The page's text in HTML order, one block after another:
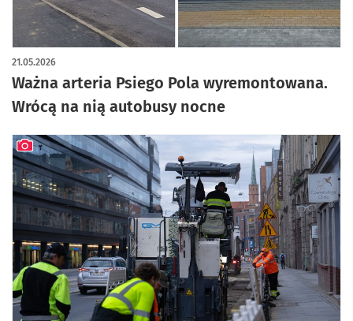
Ważna arteria Psiego Pola wyremontowana.
Wrócą na nią autobusy nocne
21.05.2026
artykuł z galerią zdjęć